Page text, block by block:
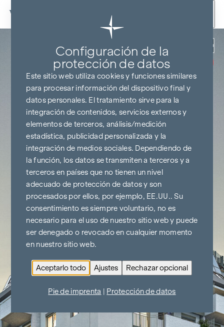
Ir al contenido
SIN COMISIONES
HASTA EL
INICIO DE LA
CONSTRUCCIÓN
Configuración de la
protección de datos
Este sitio web utiliza cookies y funciones similares
para procesar información del dispositivo final y
datos personales. El tratamiento sirve para la
integración de contenidos, servicios externos y
elementos de terceros, análisis/medición
estadística, publicidad personalizada y la
integración de medios sociales. Dependiendo de
la función, los datos se transmiten a terceros y a
terceros en países que no tienen un nivel
adecuado de protección de datos y son
procesados por ellos, por ejemplo, EE.UU.. Su
consentimiento es siempre voluntario, no es
necesario para el uso de nuestro sitio web y puede
ser denegado o revocado en cualquier momento
en nuestro sitio web.
Aceptarlo todo Ajustes Rechazar opcional
Pie de imprenta Protección de datos